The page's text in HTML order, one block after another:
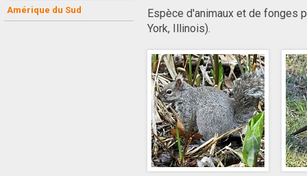
Amérique du Sud
Espèce d'animaux et de fonges
York, Illinois).